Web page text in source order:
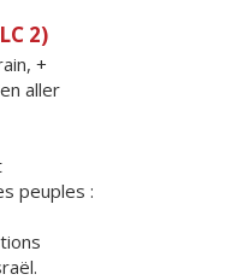
2)
+
aller
peuples :